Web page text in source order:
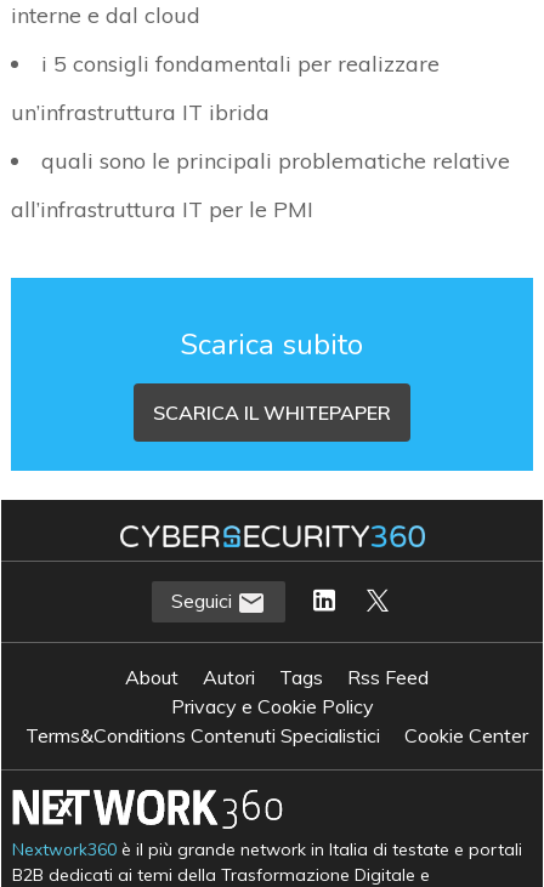
interne e dal cloud
i 5 consigli fondamentali per realizzare
un’infrastruttura IT ibrida
quali sono le principali problematiche relative
all’infrastruttura IT per le PMI
Scarica subito
SCARICA IL WHITEPAPER
Seguici
About Autori Tags
Rss Feed
Privacy e Cookie Policy
Terms&Conditions Contenuti Specialistici
Cookie Center
Nextwork360 è il più grande network in Italia di testate e portali
B2B dedicati ai temi della Trasformazione Digitale e